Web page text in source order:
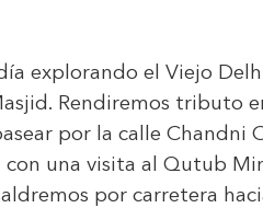
explorando el Viejo
Rendiremos tributo
por la calle Chandni
una visita al Qutub
por carretera